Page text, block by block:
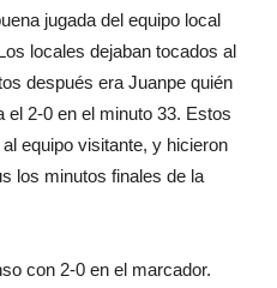
jugada del equipo local
locales dejaban tocados al
después era Juanpe quién
el 2-0 en el minuto 33. Estos
equipo visitante, y hicieron
los minutos finales de la
con 2-0 en el marcador.